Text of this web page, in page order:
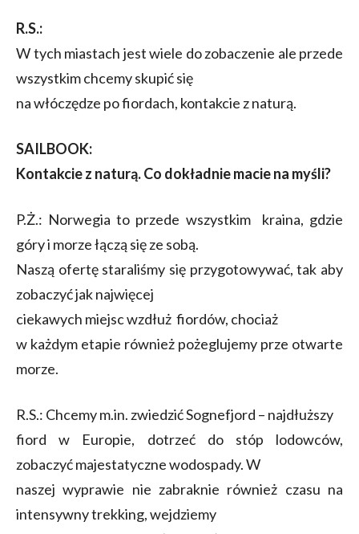
R.S.:
W tych miastach jest wiele do zobaczenie ale przede
wszystkim chcemy skupić się
na włóczędze po fiordach, kontakcie z naturą.
SAILBOOK:
Kontakcie z naturą. Co dokładnie macie na myśli?
P.Ż.: Norwegia to przede wszystkim kraina, gdzie
góry i morze łączą się ze sobą.
Naszą ofertę staraliśmy się przygotowywać, tak aby
zobaczyć jak najwięcej
ciekawych miejsc wzdłuż fiordów, chociaż
w każdym etapie również pożeglujemy prze otwarte
morze.
R.S.: Chcemy m.in. zwiedzić Sognefjord – najdłuższy
fiord w Europie, dotrzeć do stóp lodowców,
zobaczyć majestatyczne wodospady. W
naszej wyprawie nie zabraknie również czasu na
intensywny trekking, wejdziemy